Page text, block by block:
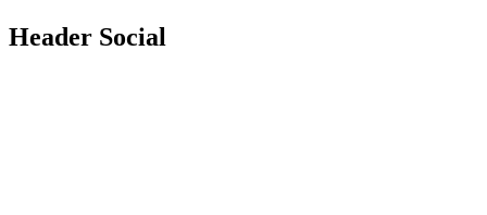
Header Social